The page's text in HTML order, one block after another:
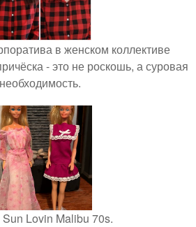
в женском коллективе
- это не роскошь, а суровая
необходимость.
Lovin Malibu 70s.